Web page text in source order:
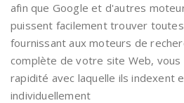
afin que Google et d'autres
puissent facilement trouver toutes
fournissant aux moteurs de
complète de votre site Web, vous
rapidité avec laquelle ils indexent
individuellement